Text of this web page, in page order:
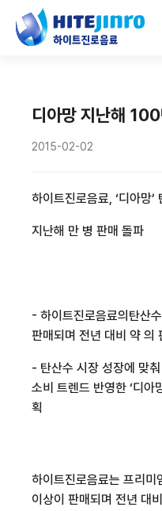
디아망 지난해
2015-02-02
하이트진로음료, ‘디아망’
지난해 만 병 판매 돌파
- 하이트진로음료의 탄산수
판매되며 전년 대비 약 의
- 탄산수 시장 성장에 맞
소비 트렌드 반영한 ‘디아
획
하이트진로음료는 프리미
이상이 판매되며 전년 대